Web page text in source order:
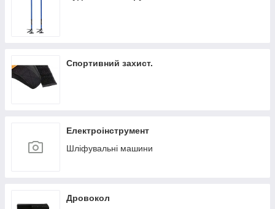
Спортивний захист.
Електроінструмент
Шліфувальні машини
Дровокол